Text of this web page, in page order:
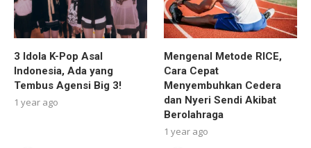
3 Idola K-Pop Asal
Indonesia, Ada yang
Tembus Agensi Big 3!
1 year ago
Mengenal Metode RICE,
Cara Cepat
Menyembuhkan Cedera
dan Nyeri Sendi Akibat
Berolahraga
1 year ago